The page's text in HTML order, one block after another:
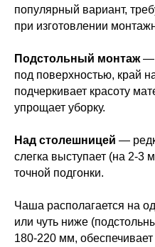
популярный вариант,
при изготовлении
Подстольный монтаж—
под поверхностью, край
подчеркивает красоту
упрощает уборку.
Над столешницей —
слегка выступает (на 2-3
точной подгонки.
Чаша располагается на
или чуть ниже
180-220 мм,